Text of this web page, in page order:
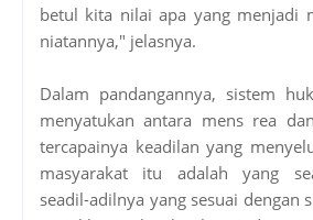
betul kita nilai apa yang menjadi
niatannya," jelasnya.
Dalam pandangannya, sistem
menyatukan antara mens rea
tercapainya keadilan yang
masyarakat itu adalah yang
seadil-adilnya yang sesuai dengan